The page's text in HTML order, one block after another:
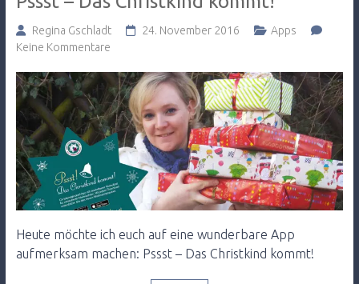
Regina Gschladt 24. November 2016
Apps
Keine Kommentare
Heute möchte ich euch auf eine wunderbare App
aufmerksam machen: Pssst – Das Christkind kommt!